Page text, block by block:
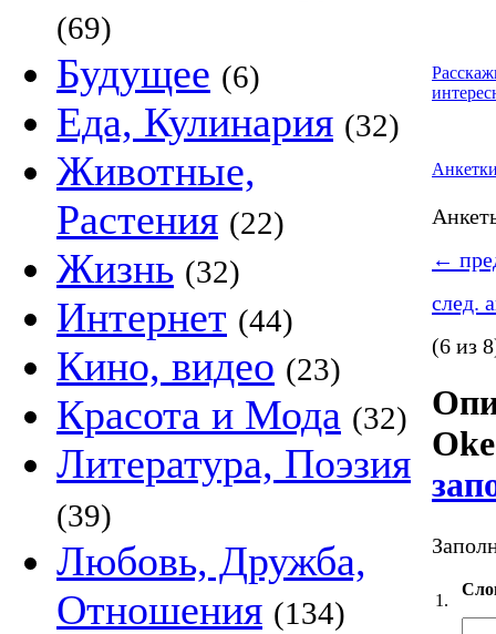
(69)
Будущее (6)
Еда, Кулинария (32)
Животные,
Растения (22)
Жизнь (32)
Интернет (44)
Кино, видео (23)
Красота и Мода (32)
Литература, Поэзия
(39)
Любовь, Дружба,
Отношения (134)
←
след.
(6 из
1.